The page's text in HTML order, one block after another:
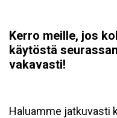
Kerro meille, jos
käytöstä
vakavasti!
Haluamme jatkuvasti